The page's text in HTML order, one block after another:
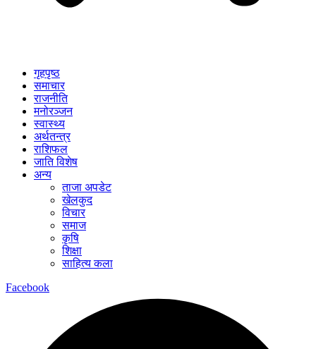
गृहपृष्ठ
समाचार
राजनीति
मनोरञ्जन
स्वास्थ्य
अर्थतन्त्र
राशिफल
जाति विशेष
अन्य
ताजा अपडेट
खेलकुद
विचार
समाज
कृषि
शिक्षा
साहित्य कला
Facebook